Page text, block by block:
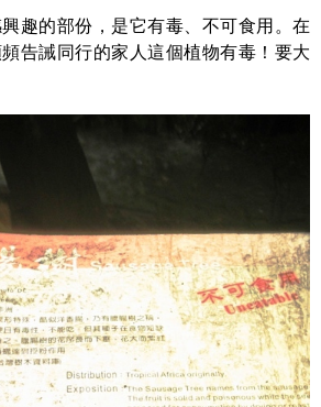
趣的部份，是它有毒、不可食用。在
告誡同行的家人這個植物有毒！要大